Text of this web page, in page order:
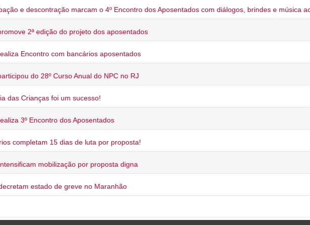
e descontração marcam o 4º Encontro dos Aposentados com diálogos, brindes e música
2ª edição do projeto dos aposentados
Encontro com bancários aposentados
do 28º Curso Anual do NPC no RJ
das Crianças foi um sucesso!
3º Encontro dos Aposentados
completam 15 dias de luta por proposta!
mobilização por proposta digna
estado de greve no Maranhão